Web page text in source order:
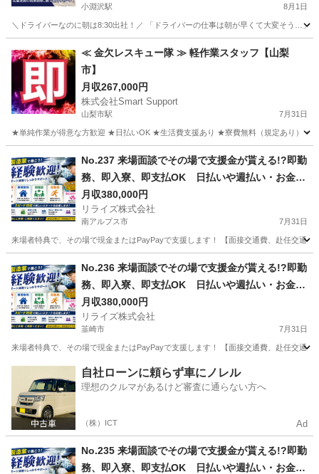
小淵沢駅 8月1日
＼ドライバーなのに朝は8:30出社！／ 「ドライバーの仕事は朝が早くて大変そう…」
小淵沢駅
≪ 金欠レスキュー隊 ≫ 軽作業スタッフ【山梨
市】
月収267,000円
株式会社Smart Support
山梨市駅 7月31日
★単純作業が得意な方歓迎 ★日払いOK ★生活費支援あり ★寮費無料（規定あり） ★
その他 単純作業
No.237 来場面談でその場で支援金が貰える!?即勤
務、即入寮、即支払OK 日払いや週払い・お金住
む場所に困ってる方必見の案件です！簡単な電子
部品の製造・加工のお仕事♪
月収380,000円
リライズ株式会社
南アルプス市 7月31日
来場者特典で、その場で現金またはPayPayで支援します！ 【面接交通費、赴任交通
その他
No.236 来場面談でその場で支援金が貰える!?即勤
務、即入寮、即支払OK 日払いや週払い・お金住
む場所に困ってる方必見の案件です！簡単な電子
部品の製造・加工のお仕事♪
月収380,000円
リライズ株式会社
韮崎市 7月31日
来場者特典で、その場で現金またはPayPayで支援します！ 【面接交通費、赴任交通
その他 業務
自社ローンに頼らず車にノレル
理想のクルマがあるけど審査に通らない方へ
（株）ICT Ad
No.235 来場面談でその場で支援金が貰える!?即勤
務、即入寮、即支払OK 日払いや週払い・お金住